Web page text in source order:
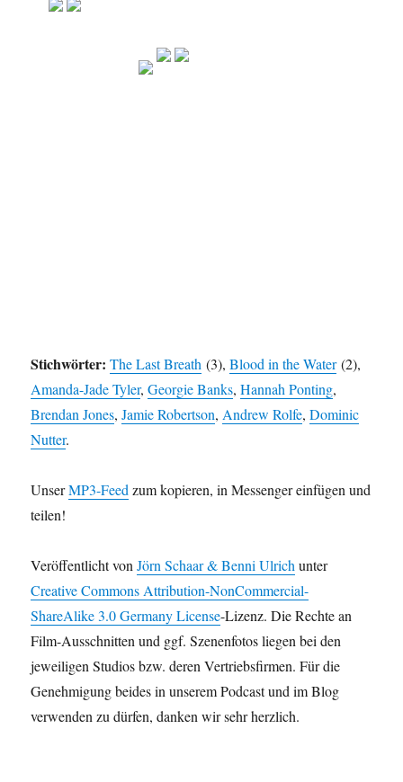
Stichwörter:The Last Breath (3),Blood in the Water(2),
Amanda-Jade Tyler,Georgie Banks,Hannah Ponting,
Brendan Jones,Jamie Robertson, Andrew Rolfe,Dominic
Nutter.
UnserMP3-Feed zum kopieren, in Messenger einfügen und
teilen!
Veröffentlicht vonJörn Schaar & Benni Ulrich unter
Creative Commons Attribution-NonCommercial-
ShareAlike 3.0 Germany License-Lizenz. Die Rechte an
Film-Ausschnitten und ggf. Szenenfotos liegen bei den
jeweiligen Studios bzw. deren Vertriebsfirmen. Für die
Genehmigung beides in unserem Podcast und im Blog
verwenden zu dürfen, danken wir sehr herzlich.